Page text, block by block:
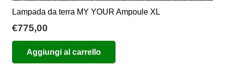
Lampada da terra MY YOUR Ampoule XL
€775,00
Aggiungi al carrello